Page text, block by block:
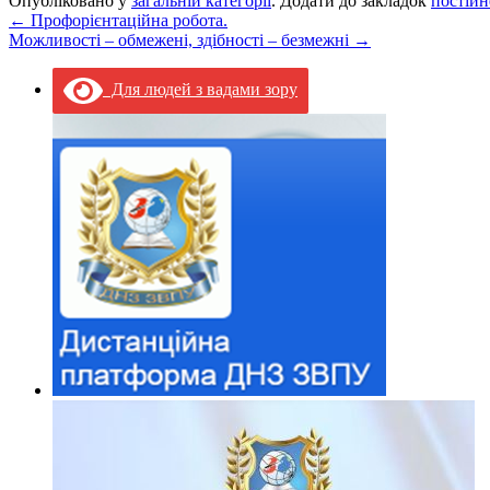
← Профорієнтаційна робота.
Можливості – обмежені, здібності – безмежні →
Для людей з вадами зору